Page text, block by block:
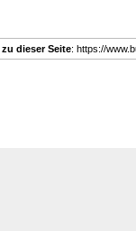
dieser Seite: https://